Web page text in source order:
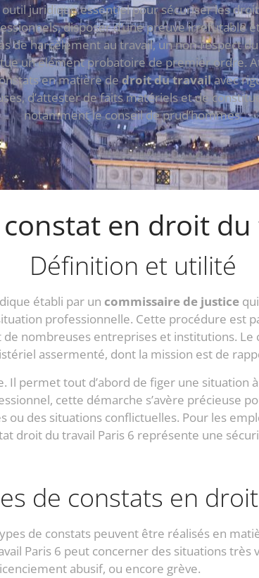
juridique essentiel pour sécuriser les
disposer d’une preuve irréfutable
de harcèlement au travail, un non-respect
un élément probatoire de premier ordre.
en matière dedroit du travailavec
d’attester de faits matériels et de
notamment le conseil de prud’hommes.
en droit du
Définition et utilité
établi par un commissaire de justice
professionnelle. Cette procédure est
nombreuses entreprises et institutions. Le
assermenté, dont la mission est de
Il permet tout d’abord de figer une situation
cette démarche s’avère précieuse
des situations conflictuelles. Pour les
droit du travail Paris 6 représente une
de constats en
de constats peuvent être réalisés en
Paris 6 peut concerner des situations
abusif, ou encore grève.